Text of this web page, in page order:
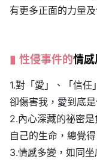
有更多正面的力量
性侵事件的情
1.對「愛」、「信任
卻傷害我，愛到底是
2.內心深藏的祕密
自己的生命，總覺
3.情感多變，如同